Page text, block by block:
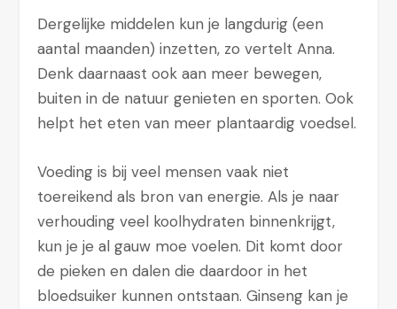
Dergelijke middelen kun je langdurig (een
aantal maanden) inzetten, zo vertelt Anna.
Denk daarnaast ook aan meer bewegen,
buiten in de natuur genieten en sporten. Ook
helpt het eten van meer plantaardig voedsel.
Voeding is bij veel mensen vaak niet
toereikend als bron van energie. Als je naar
verhouding veel koolhydraten binnenkrijgt,
kun je je al gauw moe voelen. Dit komt door
de pieken en dalen die daardoor in het
bloedsuiker kunnen ontstaan. Ginseng kan je